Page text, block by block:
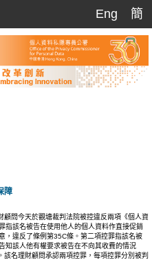
Eng
簡
簡
障
顧問今天於觀塘裁判法院被控違反兩項《個人資
指該名被告在使用他人的個人資料作直接促銷
，違反了條例第35C條。第二項控罪指該名被
知該人他有權要求被告在不向其收費的情況
名理財顧問承認兩項控罪，每項控罪分別被判